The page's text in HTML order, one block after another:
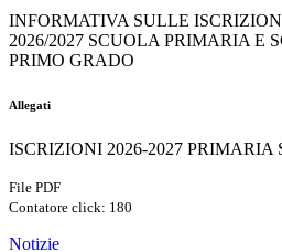
INFORMATIVA SULLE
2026/2027 SCUOLA PRIMARIA E
PRIMO GRADO
Allegati
ISCRIZIONI 2026-2027 PRIMARIA
File PDF
Contatore click: 180
Notizie